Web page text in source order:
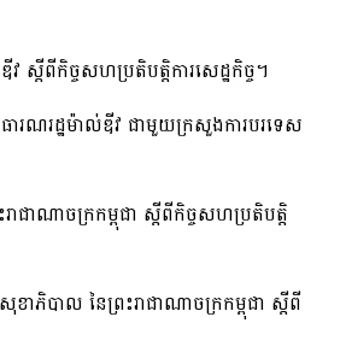
វ ស្ដីពី​កិច្ចសហប្រតិបត្តិការ​សេដ្ឋកិច្ច​។​
រណរដ្ឋ​ម៉ា​ល់​ឌី​វ ជាមួយ​ក្រសួងការបរទេស
ជាណាចក្រ​កម្ពុជា ស្ដីពី​កិច្ចសហប្រតិបត្តិ
បាល នៃ​ព្រះរាជាណាចក្រ​កម្ពុជា ស្តីពី